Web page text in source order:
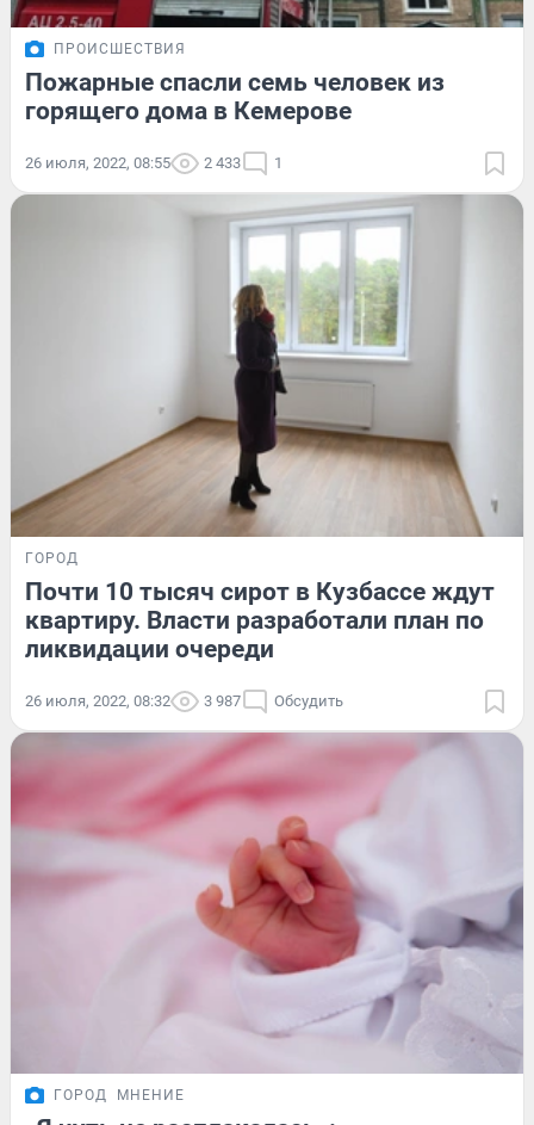
ПРОИСШЕСТВИЯ
Пожарные спасли семь человек из
горящего дома в Кемерове
26 июля, 2022, 08:55 2 433 1
ГОРОД
Почти 10 тысяч сирот в Кузбассе ждут
квартиру. Власти разработали план по
ликвидации очереди
26 июля, 2022, 08:32 3 987 Обсудить
ГОРОД МНЕНИЕ